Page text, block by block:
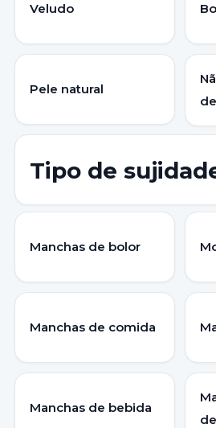
Veludo
Pele natural
Tipo de
Manchas de bolor
Manchas de comida
Manchas de bebida